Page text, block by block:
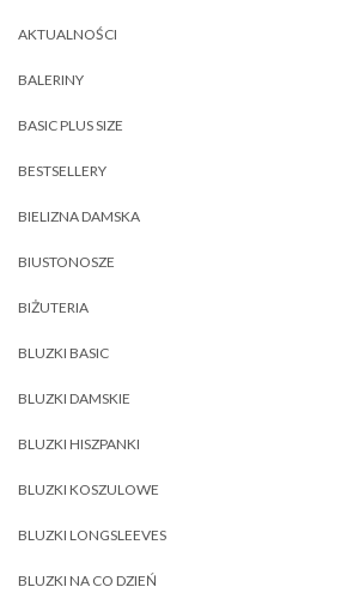
AKTUALNOŚCI
BALERINY
BASIC PLUS SIZE
BESTSELLERY
BIELIZNA DAMSKA
BIUSTONOSZE
BIŻUTERIA
BLUZKI BASIC
BLUZKI DAMSKIE
BLUZKI HISZPANKI
BLUZKI KOSZULOWE
BLUZKI LONGSLEEVES
BLUZKI NA CO DZIEŃ